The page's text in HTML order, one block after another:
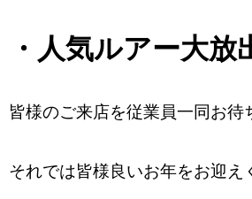
・人気ルアー大放
皆様のご来店を従業員一同お待
それでは皆様良いお年をお迎え